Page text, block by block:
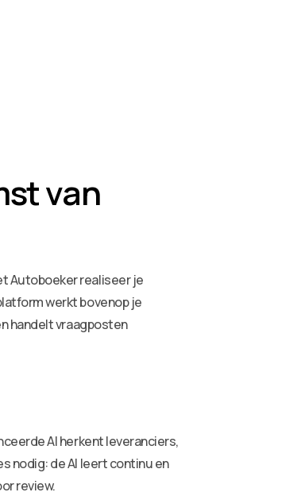
van
Autoboeker realiseer je
werkt bovenop je
handelt vraagposten
AI herkent leveranciers,
nodig: de AI leert continu en
review.